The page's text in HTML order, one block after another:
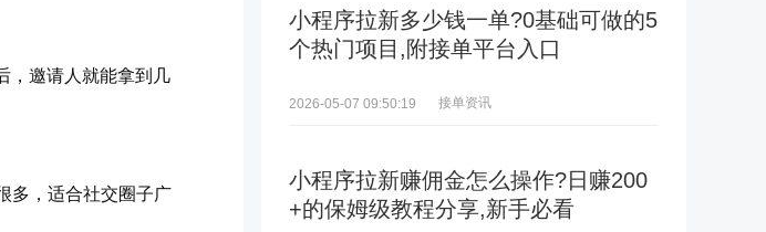
，邀请人就能拿到几
多，适合社交圈子广
小程序拉新多少钱一单?0基础可做的5
个热门项目,附接单平台入口
2026-05-07 09:50:19 接单资讯
小程序拉新赚佣金怎么操作?日赚200
+的保姆级教程分享,新手必看